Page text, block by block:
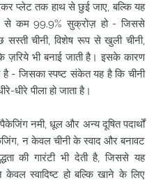
प्लेट तक हाथ से छुई जाए, बल्कि यह
से कम 99.9% सुक्रोज़ हो - जिससे
चीनी, विशेष रूप से खुली चीनी,
ज़रिये भी बनाई जाती है। इसके कारण
है - जिसका स्पष्ट संकेत यह है कि चीनी
धीरे पीला हो जाता है।
नमी, धूल और अन्य दूषित पदार्थों
न केवल चीनी के स्वाद और बनावट
की गारंटी भी देती है, जिससे यह
केवल स्वादिष्ट हो बल्कि खाने के लिए